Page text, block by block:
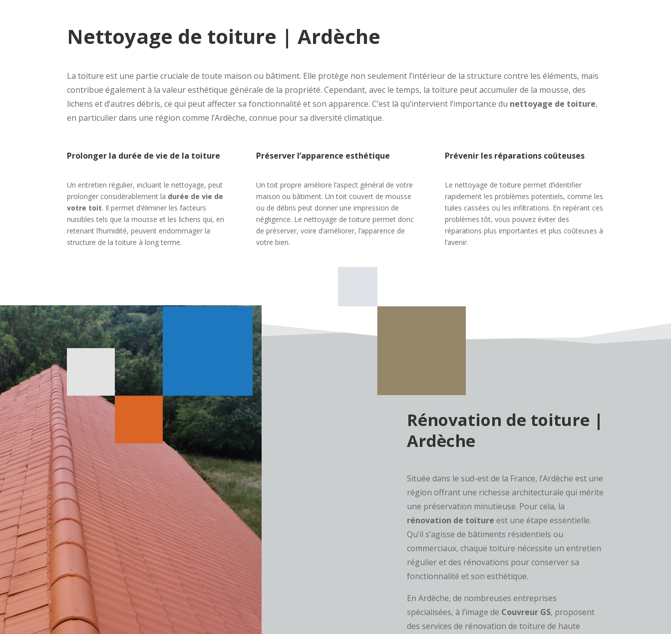
Nettoyage de toiture | Ardèche
La toiture est une partie cruciale de toute maison ou bâtiment. Elle protège non seulement l’intérieur de la structure contre les éléments, mais
contribue également à la valeur esthétique générale de la propriété. Cependant, avec le temps, la toiture peut accumuler de la mousse, des
lichens et d’autres débris, ce qui peut affecter sa fonctionnalité et son apparence. C’est là qu’intervient l’importance du nettoyage de toiture,
en particulier dans une région comme l’Ardèche, connue pour sa diversité climatique.
Prolonger la durée de vie de la toiture
Un entretien régulier, incluant le nettoyage, peut
prolonger considérablement la durée de vie de
votre toit. Il permet d’éliminer les facteurs
nuisibles tels que la mousse et les lichens qui, en
retenant l’humidité, peuvent endommager la
structure de la toiture à long terme.
Préserver l’apparence esthétique
Un toit propre améliore l’aspect général de votre
maison ou bâtiment. Un toit couvert de mousse
ou de débris peut donner une impression de
négligence. Le nettoyage de toiture permet donc
de préserver, voire d’améliorer, l’apparence de
votre bien.
Prévenir les réparations coûteuses
Le nettoyage de toiture permet d’identifier
rapidement les problèmes potentiels, comme les
tuiles cassées ou les infiltrations. En repérant ces
problèmes tôt, vous pouvez éviter des
réparations plus importantes et plus coûteuses à
l’avenir.
Rénovation de toiture |
Ardèche
Située dans le sud-est de la France, l’Ardèche est une
région offrant une richesse architecturale qui mérite
une préservation minutieuse. Pour cela, la
rénovation de toiture est une étape essentielle.
Qu’il s’agisse de bâtiments résidentiels ou
commerciaux, chaque toiture nécessite un entretien
régulier et des rénovations pour conserver sa
fonctionnalité et son esthétique.
En Ardèche, de nombreuses entreprises
spécialisées, à l’image de Couvreur GS, proposent
des services de rénovation de toiture de haute